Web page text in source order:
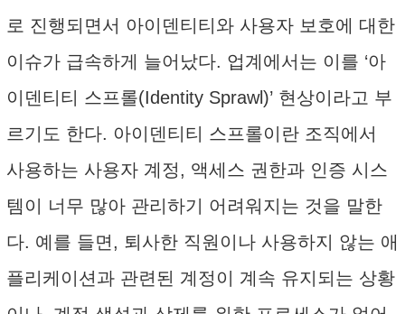
로 진행되면서 아이덴티티와 사용자 보호에 대한
이슈가 급속하게 늘어났다. 업계에서는 이를 ‘아
이덴티티 스프롤(Identity Sprawl)’ 현상이라고 부
르기도 한다. 아이덴티티 스프롤이란 조직에서
사용하는 사용자 계정, 액세스 권한과 인증 시스
템이 너무 많아 관리하기 어려워지는 것을 말한
다. 예를 들면, 퇴사한 직원이나 사용하지 않는 애
플리케이션과 관련된 계정이 계속 유지되는 상황